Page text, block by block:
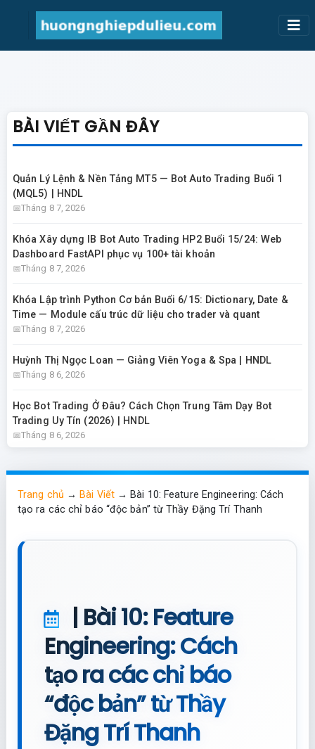
BÀI VIẾT GẦN ĐÂY
Quản Lý Lệnh & Nền Tảng MT5 — Bot Auto Trading Buổi 1
(MQL5) | HNDL
Tháng 8 7, 2026
Khóa Xây dựng IB Bot Auto Trading HP2 Buổi 15/24: Web
Dashboard FastAPI phục vụ 100+ tài khoản
Tháng 8 7, 2026
Khóa Lập trình Python Cơ bản Buổi 6/15: Dictionary, Date &
Time — Module cấu trúc dữ liệu cho trader và quant
Tháng 8 7, 2026
Huỳnh Thị Ngọc Loan — Giảng Viên Yoga & Spa | HNDL
Tháng 8 6, 2026
Học Bot Trading Ở Đâu? Cách Chọn Trung Tâm Dạy Bot
Trading Uy Tín (2026) | HNDL
Tháng 8 6, 2026
Trang chủ →Bài Viết→Bài 10: Feature Engineering: Cách
tạo ra các chỉ báo “độc bản” từ Thầy Đặng Trí Thanh
| Bài 10: Feature
Engineering: Cách
tạo ra các chỉ báo
“độc bản” từ Thầy
Đặng Trí Thanh